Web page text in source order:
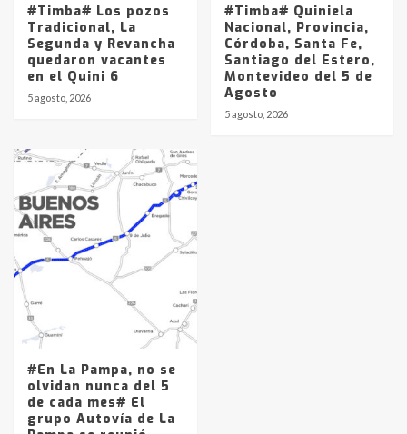
#Timba# Los pozos
Tradicional, La
Segunda y Revancha
quedaron vacantes
en el Quini 6
5 agosto, 2026
#Timba# Quiniela
Nacional, Provincia,
Córdoba, Santa Fe,
Santiago del Estero,
Montevideo del 5 de
Agosto
5 agosto, 2026
#En La Pampa, no se
olvidan nunca del 5
de cada mes# El
grupo Autovía de La